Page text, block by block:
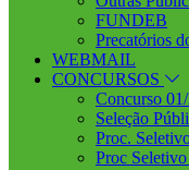
FUNDEB
Precatórios
WEBMAIL
CONCURSOS
Concurso
Seleção
Proc.
Proc